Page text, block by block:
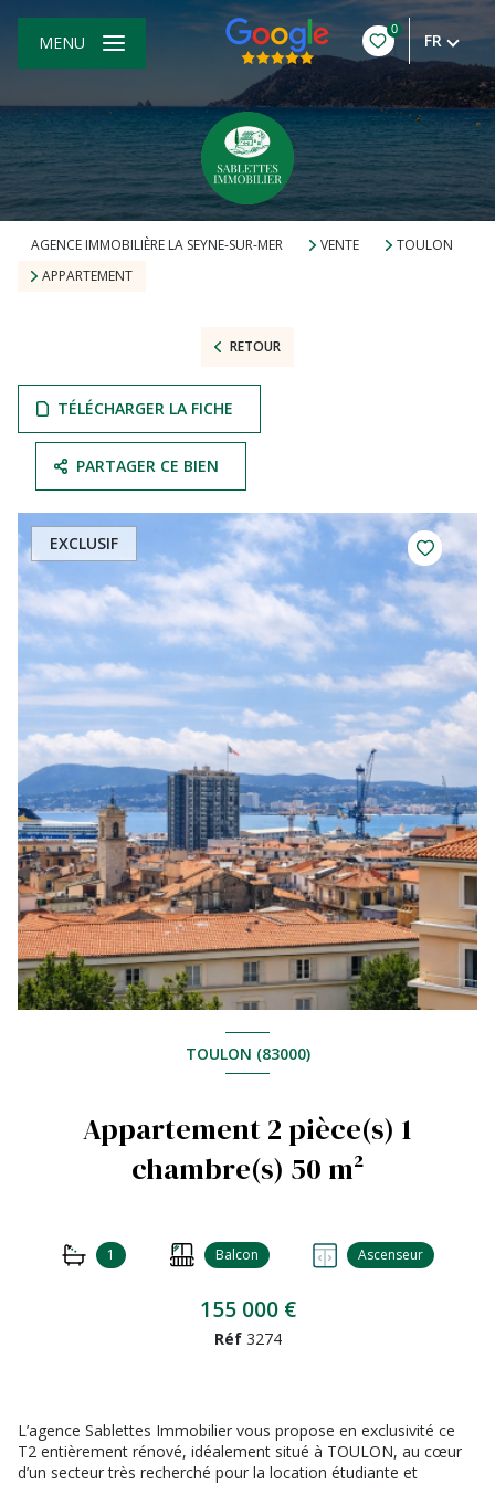
0
FR
MENU
AGENCE IMMOBILIÈRE LA SEYNE-SUR-MER VENTE
TOULON
APPARTEMENT
RETOUR
TÉLÉCHARGER LA FICHE
PARTAGER CE BIEN
EXCLUSIF
TOULON (83000)
Appartement 2 pièce(s) 1
chambre(s) 50 m²
1 Balcon Ascenseur
155 000 €
Réf 3274
L’agence Sablettes Immobilier vous propose en exclusivité ce
T2 entièrement rénové, idéalement situé à TOULON, au cœur
d’un secteur très recherché pour la location étudiante et